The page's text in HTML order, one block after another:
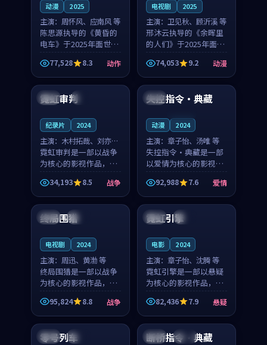
动漫 2025
主演： 周怀风、应南风 等
陈思源执导的《黄昏的
电车》于2025年面世，
日本的城市气质与渔村
故事的人物心境共同构
筑了影片基调。周怀
风、应南风用细腻的表
演撑起整部动作电影，
77,528 8.3 动作
电视剧 2025
主演： 卫见秋、顾沂溪 等
邢沐云执导的《余晖里
的人们》于2025年面
世，泰国的城市气质与
小镇生活的人物心境共
同构筑了影片基调。卫
见秋、顾沂溪用细腻的
表演撑起整部动漫电
74,053 9.2 动漫
法国 4K
霓虹审判
纪录片 2024
主演： 木村拓哉、刘亦菲
等
霓虹审判是一部以战争
为核心的影视作品，围
绕危机、反转与人物成
长展开，整体节奏紧
凑，值得推荐观看。
34,193 8.5 战争
法国
失控指令·典藏
动漫 2024
主演： 章子怡、汤唯 等
失控指令·典藏是一部
以爱情为核心的影视作
品，围绕危机、反转与
人物成长展开，整体节
奏紧凑，值得推荐观
看。
92,988 7.6 爱情
日本 杜比
终局围猎
电视剧 2024
主演： 周迅、黄渤 等
终局围猎是一部以战争
为核心的影视作品，围
绕危机、反转与人物成
长展开，整体节奏紧
凑，值得推荐观看。
95,824 8.8 战争
英国 院线
霓虹引擎
电影 2024
主演： 章子怡、沈腾 等
霓虹引擎是一部以悬疑
为核心的影视作品，围
绕危机、反转与人物成
长展开，整体节奏紧
凑，值得推荐观看。
82,436 7.9 悬疑
法国 院线
零号列车 英国 热播
断桥指令·典藏